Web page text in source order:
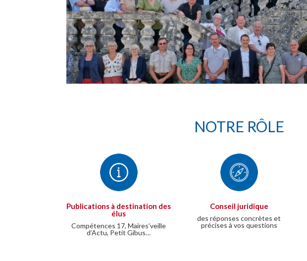
NOTRE RÔLE
Publications à destination des
élus
Compétences 17, Maires’veille
d’Actu, Petit Gibus…
Conseil juridique
des réponses concrètes et
précises à vos questions